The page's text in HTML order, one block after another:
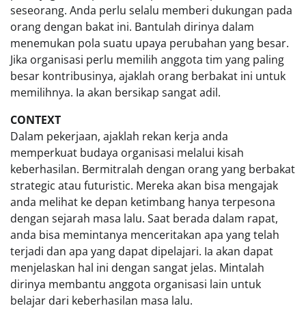
seseorang. Anda perlu selalu memberi dukungan pada
orang dengan bakat ini. Bantulah dirinya dalam
menemukan pola suatu upaya perubahan yang besar.
Jika organisasi perlu memilih anggota tim yang paling
besar kontribusinya, ajaklah orang berbakat ini untuk
memilihnya. Ia akan bersikap sangat adil.
CONTEXT
Dalam pekerjaan, ajaklah rekan kerja anda
memperkuat budaya organisasi melalui kisah
keberhasilan. Bermitralah dengan orang yang berbakat
strategic atau futuristic. Mereka akan bisa mengajak
anda melihat ke depan ketimbang hanya terpesona
dengan sejarah masa lalu. Saat berada dalam rapat,
anda bisa memintanya menceritakan apa yang telah
terjadi dan apa yang dapat dipelajari. Ia akan dapat
menjelaskan hal ini dengan sangat jelas. Mintalah
dirinya membantu anggota organisasi lain untuk
belajar dari keberhasilan masa lalu.